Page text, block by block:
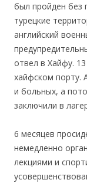
был пройден без
турецкие
английский
отвел в Хайфу.
хайфском порту.
и больных, а
заключили в
6 месяцев
немедленно
лекциями и